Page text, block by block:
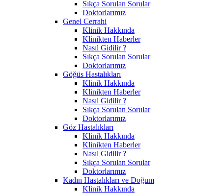
Sıkça Sorulan Sorular
Doktorlarımız
Genel Cerrahi
Klinik Hakkında
Klinikten Haberler
Nasıl Gidilir ?
Sıkça Sorulan Sorular
Doktorlarımız
Göğüs Hastalıkları
Klinik Hakkında
Klinikten Haberler
Nasıl Gidilir ?
Sıkça Sorulan Sorular
Doktorlarımız
Göz Hastalıkları
Klinik Hakkında
Klinikten Haberler
Nasıl Gidilir ?
Sıkça Sorulan Sorular
Doktorlarımız
Kadın Hastalıkları ve Doğum
Klinik Hakkında